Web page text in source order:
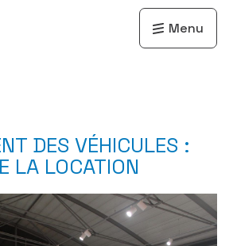
Menu
DES VÉHICULES :
LA LOCATION